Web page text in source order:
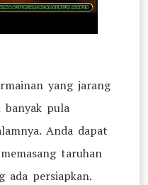
yang jarang
banyak pula
Anda dapat
taruhan
ada persiapkan.